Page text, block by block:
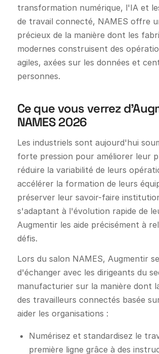
transformation numérique, l'IA et
de travail connecté, NAMES offre
précieux de la manière dont les
modernes construisent des
agiles, axées sur les données et
personnes.
Ce que vous verrez
NAMES 2026
Les industriels sont aujourd'hui
forte pression pour améliorer leur
réduire la variabilité de leurs
accélérer la formation de leurs
préserver leur savoir-faire
s'adaptant à l'évolution rapide de
Augmentir les aide précisément à
défis.
Lors du salon NAMES, Augmentir
d'échanger avec les dirigeants du
manufacturier sur la manière dont
des travailleurs connectés basée
aider les organisations :
Numérisez et standardisez le
première ligne grâce à des